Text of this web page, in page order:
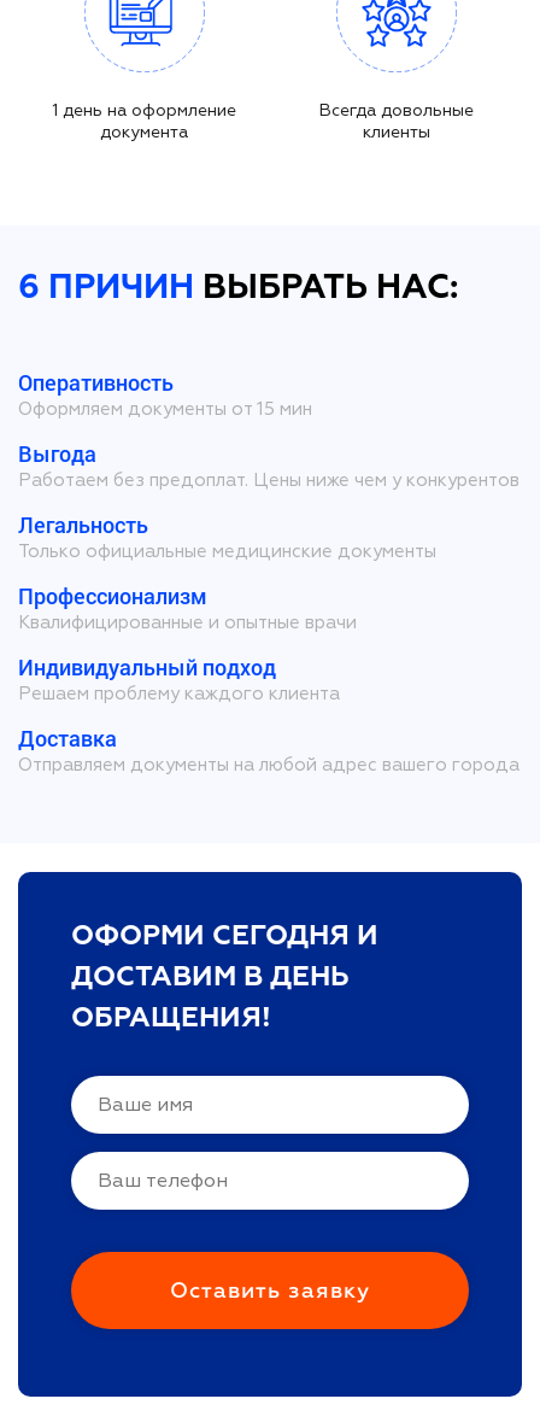
1 день на оформление
документа
Всегда довольные
клиенты
6 ПРИЧИН ВЫБРАТЬ НАС:
Оперативность
Оформляем документы от 15 мин
Выгода
Работаем без предоплат. Цены ниже чем у конкурентов
Легальность
Только официальные медицинские документы
Профессионализм
Квалифицированные и опытные врачи
Индивидуальный подход
Решаем проблему каждого клиента
Доставка
Отправляем документы на любой адрес вашего города
ОФОРМИ СЕГОДНЯ И
ДОСТАВИМ В ДЕНЬ
ОБРАЩЕНИЯ!